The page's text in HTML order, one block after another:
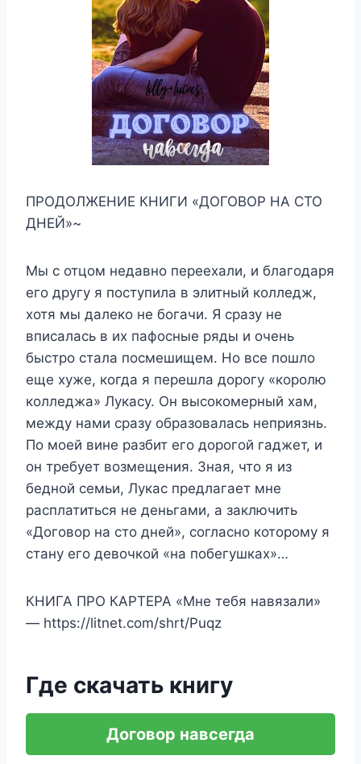
ПРОДОЛЖЕНИЕ КНИГИ «ДОГОВОР НА СТО
ДНЕЙ»~
Мы с отцом недавно переехали, и благодаря
его другу я поступила в элитный колледж,
хотя мы далеко не богачи. Я сразу не
вписалась в их пафосные ряды и очень
быстро стала посмешищем. Но все пошло
еще хуже, когда я перешла дорогу «королю
колледжа» Лукасу. Он высокомерный хам,
между нами сразу образовалась неприязнь.
По моей вине разбит его дорогой гаджет, и
он требует возмещения. Зная, что я из
бедной семьи, Лукас предлагает мне
расплатиться не деньгами, а заключить
«Договор на сто дней», согласно которому я
стану его девочкой «на побегушках»…
КНИГА ПРО КАРТЕРА «Мне тебя навязали»
— https://litnet.com/shrt/Puqz
Где скачать книгу
Договор навсегда